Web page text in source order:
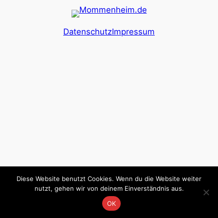
DatenschutzImpressum
Diese Website benutzt Cookies. Wenn du die Website weiter
nutzt, gehen wir von deinem Einverständnis aus.
OK